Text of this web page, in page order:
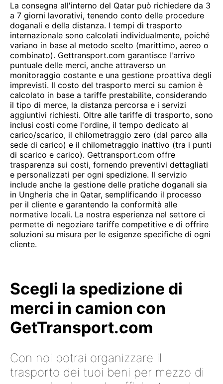
La consegna all'interno del Qatar può richiedere da 3
a 7 giorni lavorativi, tenendo conto delle procedure
doganali e della distanza. I tempi di trasporto
internazionale sono calcolati individualmente, poiché
variano in base al metodo scelto (marittimo, aereo o
combinato). Gettransport.com garantisce l'arrivo
puntuale delle merci, anche attraverso un
monitoraggio costante e una gestione proattiva degli
imprevisti. Il costo del trasporto merci su camion è
calcolato in base a tariffe prestabilite, considerando
il tipo di merce, la distanza percorsa e i servizi
aggiuntivi richiesti. Oltre alle tariffe di trasporto, sono
inclusi costi come l'ordine, il tempo dedicato al
carico/scarico, il chilometraggio zero (dal parco alla
sede di carico) e il chilometraggio inattivo (tra i punti
di scarico e carico). Gettransport.com offre
trasparenza sui costi, fornendo preventivi dettagliati
e personalizzati per ogni spedizione. Il servizio
include anche la gestione delle pratiche doganali sia
in Ungheria che in Qatar, semplificando il processo
per il cliente e garantendo la conformità alle
normative locali. La nostra esperienza nel settore ci
permette di negoziare tariffe competitive e di offrire
soluzioni su misura per le esigenze specifiche di ogni
cliente.
Scegli la spedizione di
merci in camion con
GetTransport.com
Con noi potrai organizzare il
trasporto dei tuoi beni per mezzo di